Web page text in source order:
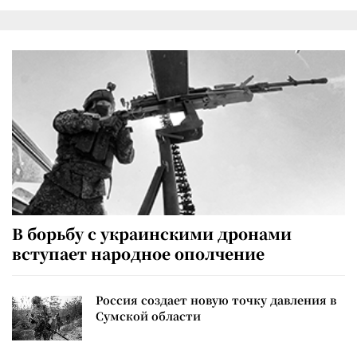
В борьбу с украинскими дронами
вступает народное ополчение
Россия создает новую точку давления в
Сумской области